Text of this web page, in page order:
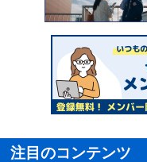
注目のコンテンツ